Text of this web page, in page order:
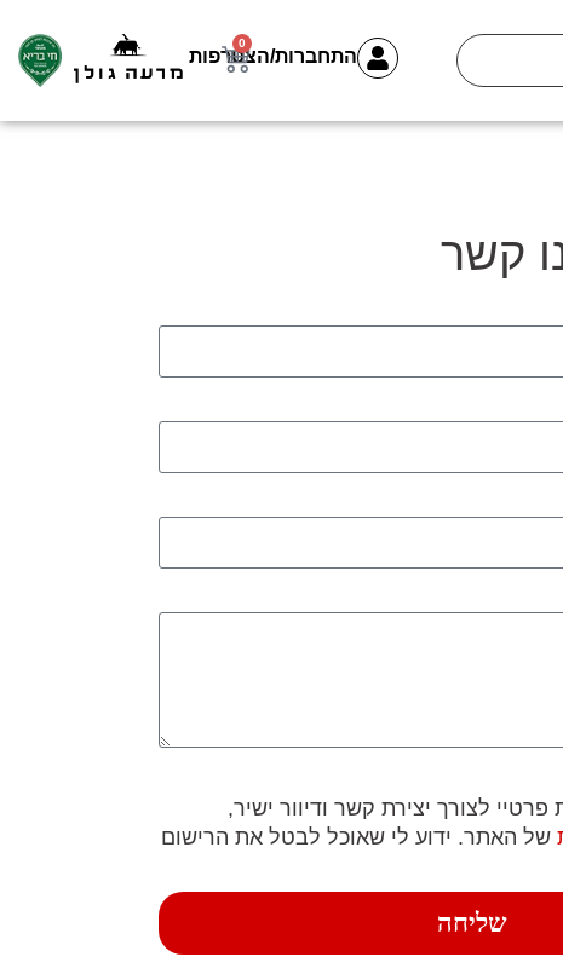
התחברות/הצטרפות
0
קשר
לצורך יצירת קשר ודיוור ישיר,
של האתר. ידוע לי שאוכל לבטל את הרישום
שליחה